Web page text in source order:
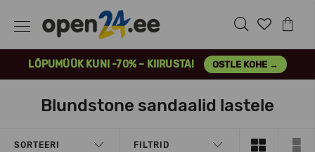
LÕPUMÜÜK KUNI -70% – KIIRUSTA! OSTLE KOHE →
Blundstone sandaalid lastele
SORTEERI FILTRID